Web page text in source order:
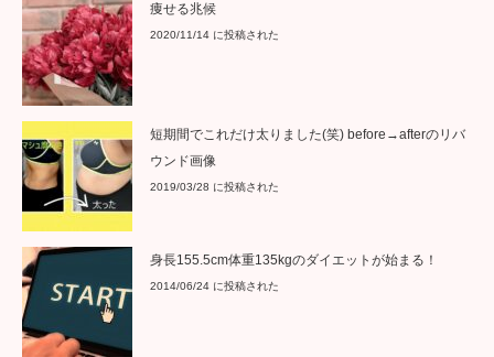
痩せる兆候
2020/11/14 に投稿された
短期間でこれだけ太りました(笑) before→afterのリバ
ウンド画像
2019/03/28 に投稿された
身長155.5cm体重135kgのダイエットが始まる！
2014/06/24 に投稿された